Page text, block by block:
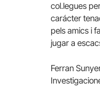
col.legues
carácter
pels amics i
jugar a
Ferran